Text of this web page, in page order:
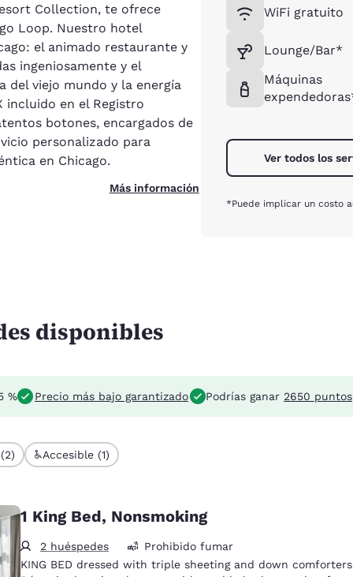
Collection, te ofrece
Loop. Nuestro hotel
el animado restaurante y
ingeniosamente y el
viejo mundo y la energía
incluido en el Registro
botones, encargados de
personalizado para
en Chicago.
Más información
WiFi gratuito
Lounge/Bar*
Máquinas
Ver todos los
*Puede implicar un costo
disponibles
% Precio más bajo garantizado Podrías ganar 2650 puntos
Accesible (1)
1 King Bed, Nonsmoking
2 huéspedes
Prohibido fumar
KING BED dressed with triple sheeting and down